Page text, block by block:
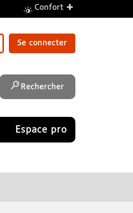
Confort +
Se connecter
Rechercher
Espace pro